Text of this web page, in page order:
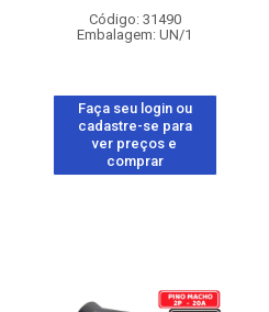
Código: 31490
Embalagem: UN/1
Faça seu login ou
cadastre-se para
ver preços e
comprar